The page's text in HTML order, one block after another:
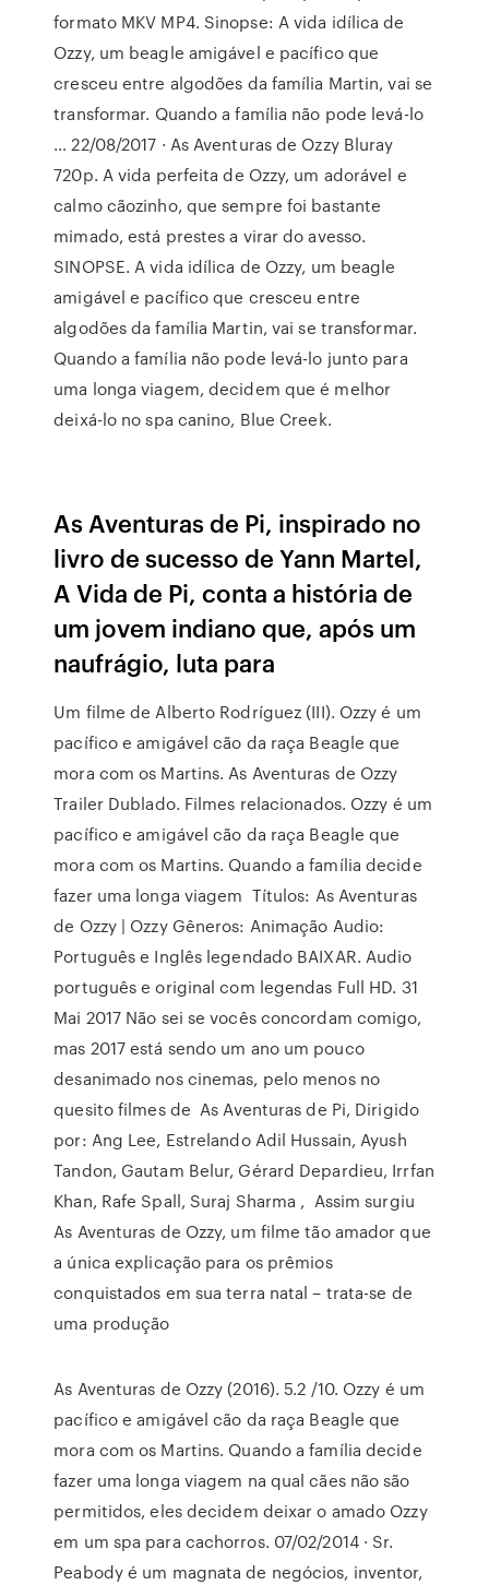
formato MKV MP4. Sinopse: A vida idílica de
Ozzy, um beagle amigável e pacífico que
cresceu entre algodões da família Martin, vai se
transformar. Quando a família não pode levá-lo
… 22/08/2017 · As Aventuras de Ozzy Bluray
720p. A vida perfeita de Ozzy, um adorável e
calmo cãozinho, que sempre foi bastante
mimado, está prestes a virar do avesso.
SINOPSE. A vida idílica de Ozzy, um beagle
amigável e pacífico que cresceu entre
algodões da família Martin, vai se transformar.
Quando a família não pode levá-lo junto para
uma longa viagem, decidem que é melhor
deixá-lo no spa canino, Blue Creek.
As Aventuras de Pi, inspirado no
livro de sucesso de Yann Martel,
A Vida de Pi, conta a história de
um jovem indiano que, após um
naufrágio, luta para
Um filme de Alberto Rodríguez (III). Ozzy é um
pacífico e amigável cão da raça Beagle que
mora com os Martins. As Aventuras de Ozzy
Trailer Dublado. Filmes relacionados. Ozzy é um
pacífico e amigável cão da raça Beagle que
mora com os Martins. Quando a família decide
fazer uma longa viagem Títulos: As Aventuras
de Ozzy | Ozzy Gêneros: Animação Audio:
Português e Inglês legendado BAIXAR. Audio
português e original com legendas Full HD. 31
Mai 2017 Não sei se vocês concordam comigo,
mas 2017 está sendo um ano um pouco
desanimado nos cinemas, pelo menos no
quesito filmes de As Aventuras de Pi, Dirigido
por: Ang Lee, Estrelando Adil Hussain, Ayush
Tandon, Gautam Belur, Gérard Depardieu, Irrfan
Khan, Rafe Spall, Suraj Sharma , Assim surgiu
As Aventuras de Ozzy, um filme tão amador que
a única explicação para os prêmios
conquistados em sua terra natal – trata-se de
uma produção
As Aventuras de Ozzy (2016). 5.2 /10. Ozzy é um
pacífico e amigável cão da raça Beagle que
mora com os Martins. Quando a família decide
fazer uma longa viagem na qual cães não são
permitidos, eles decidem deixar o amado Ozzy
em um spa para cachorros. 07/02/2014 · Sr.
Peabody é um magnata de negócios, inventor,